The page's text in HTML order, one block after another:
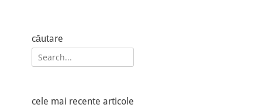
căutare
Search
for:
cele mai recente articole